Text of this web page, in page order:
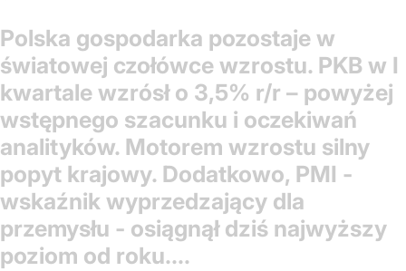
Polska gospodarka pozostaje w
światowej czołówce wzrostu. PKB w I
kwartale wzrósł o 3,5% r/r – powyżej
wstępnego szacunku i oczekiwań
analityków. Motorem wzrostu silny
popyt krajowy. Dodatkowo, PMI -
wskaźnik wyprzedzający dla
przemysłu - osiągnął dziś najwyższy
poziom od roku.…